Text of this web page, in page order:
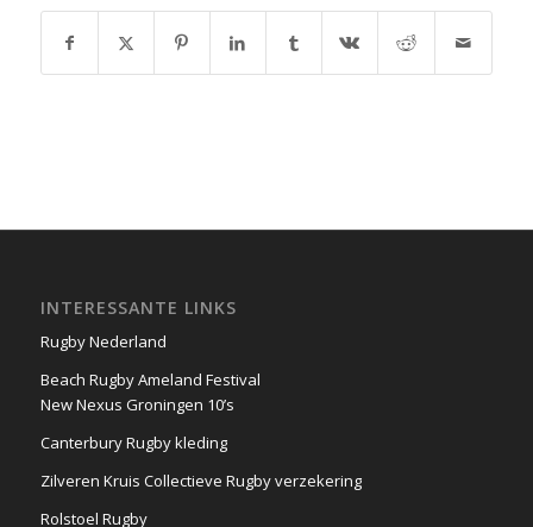
INTERESSANTE LINKS
Rugby Nederland
Beach Rugby Ameland Festival
New Nexus Groningen 10’s
Canterbury Rugby kleding
Zilveren Kruis Collectieve Rugby verzekering
Rolstoel Rugby